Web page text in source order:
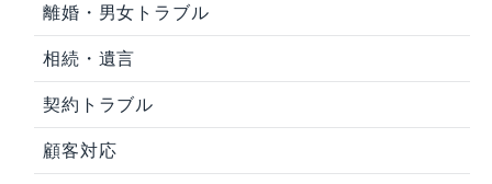
離婚・男女トラブル
相続・遺言
契約トラブル
顧客対応